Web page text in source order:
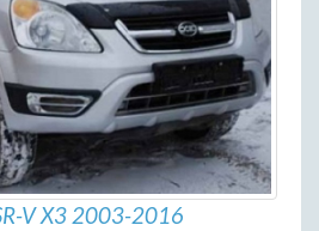
V X3 2003-2016